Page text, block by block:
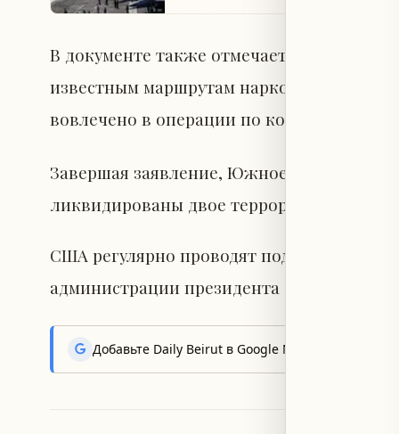
В документе также отмечается, что
известным маршрутам наркотрафика в
вовлечено в операции по контрабанде
Завершая заявление, Южное
ликвидированы двое террористов, при
США регулярно проводят подобные
администрации президента Дональда
Добавьте Daily Beirut в Google News, чтобы